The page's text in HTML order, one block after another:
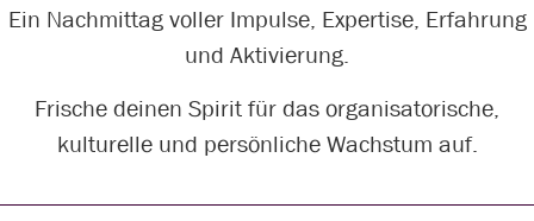
Ein Nachmittag voller Impulse, Expertise, Erfahrung
und Aktivierung.
Frische deinen Spirit für das organisatorische,
kulturelle und persönliche Wachstum auf.